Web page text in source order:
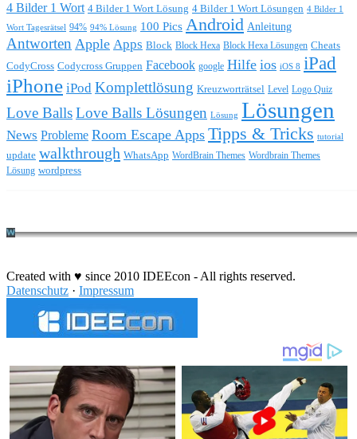
4 Bilder 1 Wort 4 Bilder 1 Wort Lösung 4 Bilder 1 Wort Lösungen 4 Bilder 1
Wort Tagesrätsel 94% 94% Lösung 100 Pics Android Anleitung
Antworten Apple Apps Block Block Hexa Block Hexa Lösungen Cheats
CodyCross Codycross Gruppen Facebook google Hilfe ios iOS 8 iPad
iPhone iPod Komplettlösung Kreuzworträtsel Level Logo Quiz
Love BallsLove Balls Lösungen Lösung Lösungen
News Probleme Room Escape Apps Tipps & Tricks tutorial
update walkthrough WhatsApp WordBrain Themes Wordbrain Themes
Lösung wordpress
Created with ♥ since 2010 IDEEcon - All rights reserved.
Datenschutz · Impressum